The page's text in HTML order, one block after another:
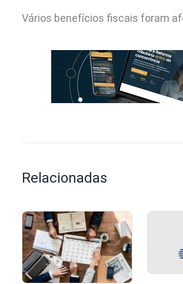
Vários benefícios fiscais foram
Relacionadas